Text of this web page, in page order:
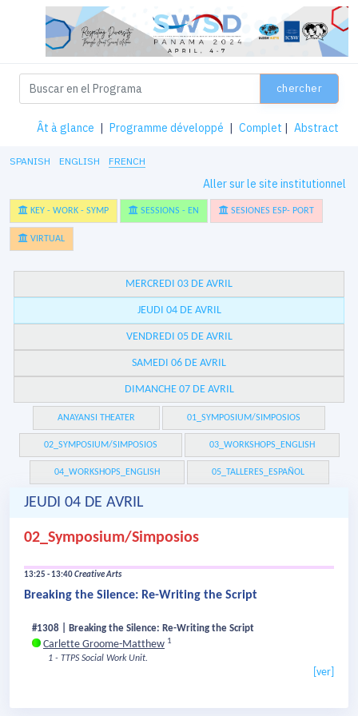
chercher
Ât à glance | Programme développé | Complet | Abstract
SPANISH ENGLISH FRENCH
Aller sur le site institutionnel
KEY - WORK - SYMP SESSIONS - EN SESIONES ESP- PORT
VIRTUAL
MERCREDI 03 DE AVRIL
JEUDI 04 DE AVRIL
VENDREDI 05 DE AVRIL
SAMEDI 06 DE AVRIL
DIMANCHE 07 DE AVRIL
ANAYANSI THEATER 01_SYMPOSIUM/SIMPOSIOS
02_SYMPOSIUM/SIMPOSIOS 03_WORKSHOPS_ENGLISH
04_WORKSHOPS_ENGLISH 05_TALLERES_ESPAÑOL
JEUDI 04 DE AVRIL
02_Symposium/Simposios
13:25 - 13:40Creative Arts
Breaking the Silence: Re-Writing the Script
#1308 | Breaking the Silence: Re-Writing the Script
Carlette Groome-Matthew 1
1 - TTPS Social Work Unit.
[ver]